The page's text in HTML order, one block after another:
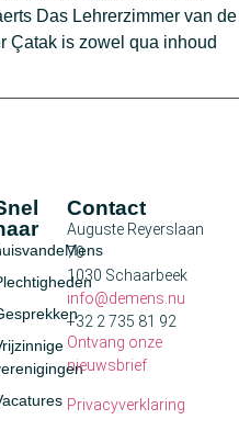
Das Lehrerzimmer van de
Çatak is zowel qua inhoud
Contact
Auguste Reyerslaan
70
1030 Schaarbeek
info@demens.nu
+32 2 735 81 92
Ontvang onze
nieuwsbrief
Privacyverklaring